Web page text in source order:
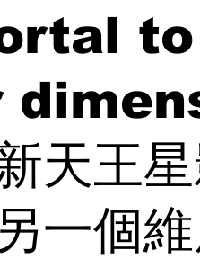
to
天王
一個